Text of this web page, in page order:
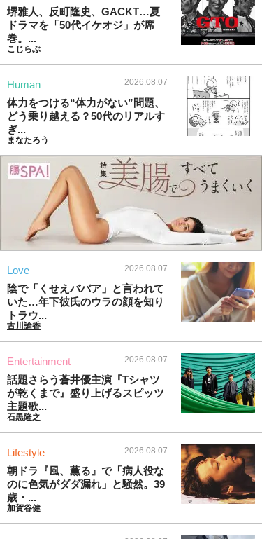
堺雅人、反町隆史、GACKT…夏
ドラマを「50代イケオジ」が席
巻。...
こじらぶ
Human 2026.08.07
体力をつける“体力がない”問題、
どう乗り越える？50代のリアルす
ぎ...
まなたろう
Love 2026.08.07
陰で「くせえババア」と言われて
いた…年下彼氏のウラの顔を知り
トラウ...
古川諭香
Entertainment 2026.08.07
話題さらう蒼井優主演『Tシャツ
が乾くまで』盛り上げるスピッツ
主題歌...
石黒隆之
Lifestyle 2026.08.07
朝ドラ『風、薫る』で「病人役な
のに色気がダダ漏れ」と騒然。39
歳・...
加賀谷健